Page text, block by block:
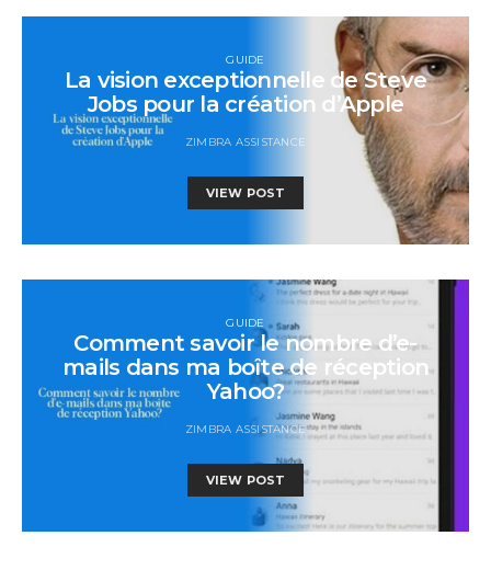
GUIDE
La vision exceptionnelle de Steve
Jobs pour la création d’Apple
ZIMBRA ASSISTANCE
VIEW POST
GUIDE
Comment savoir le nombre d’e-
mails dans ma boîte de réception
Yahoo?
ZIMBRA ASSISTANCE
VIEW POST